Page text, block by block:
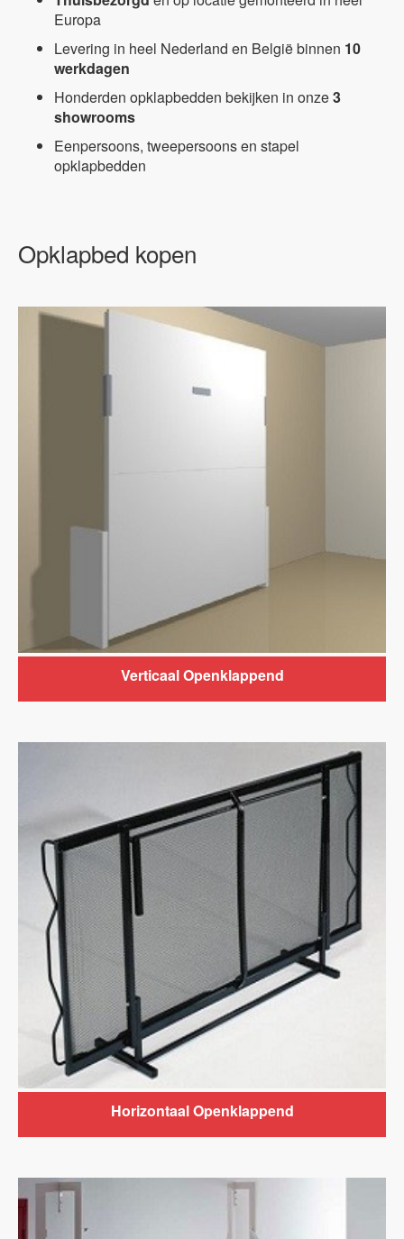
Europa
Levering in heel Nederland en België binnen 10
werkdagen
Honderden opklapbedden bekijken in onze3
showrooms
Eenpersoons, tweepersoons en stapel
opklapbedden
Opklapbed kopen
Verticaal Openklappend
Horizontaal Openklappend